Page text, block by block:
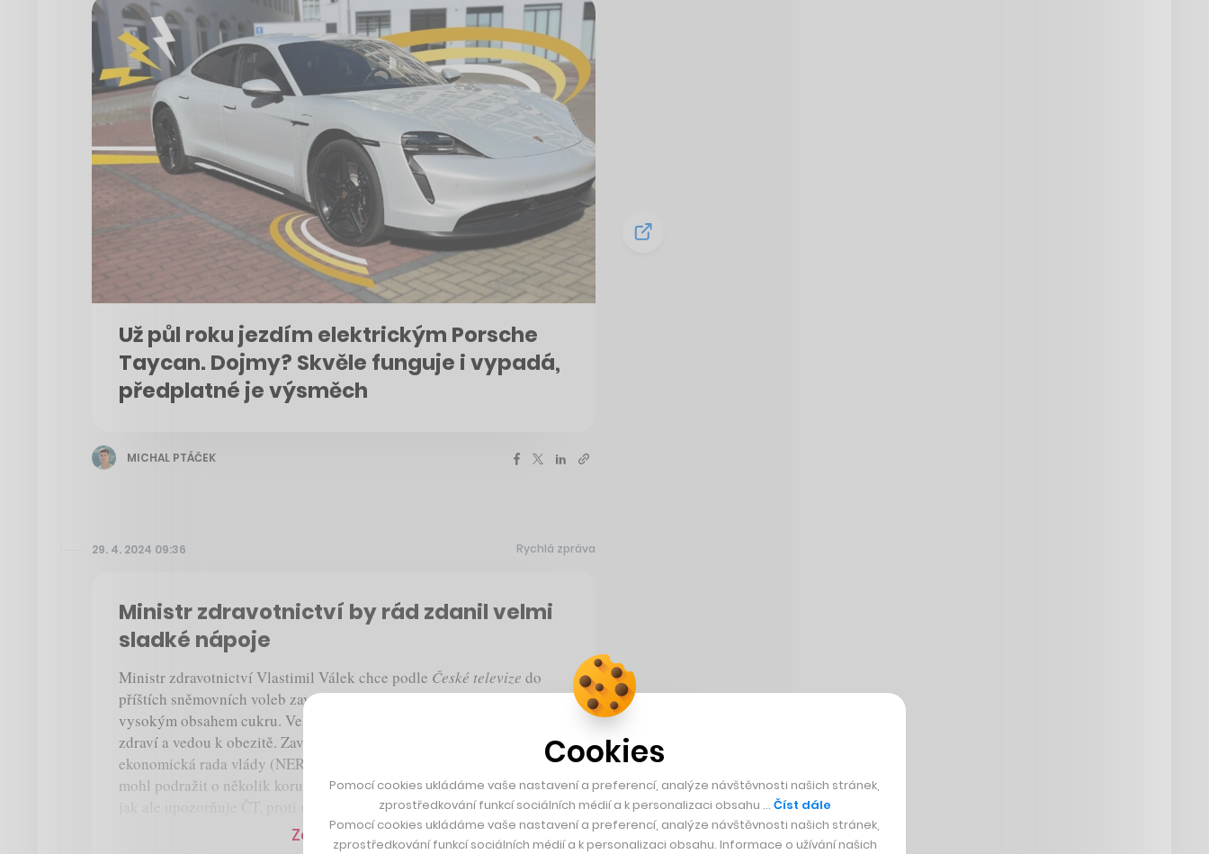
Už půl roku jezdím elektrickým Porsche
Taycan. Dojmy? Skvěle funguje i vypadá,
předplatné je výsměch
MICHAL PTÁČEK
29. 4. 2024 09:36 Rychlá zpráva
Ministr zdravotnictví by rád zdanil velmi
sladké nápoje
Ministr zdravotnictví Vlastimil Válek chce podle České televize do
příštích sněmovních voleb zavést novou spotřební daň z nápojů s
vysokým obsahem cukru. Velmi sladké nápoje podle ministra škodí
zdraví a vedou k obezitě. Zavedení speciální daně navrhla i Národní
ekonomická rada vlády (NERV). Litr limonády nebo džusu by tak
mohl podražit o několik korun. Plán podporuje většina vládních stran,
jak ale upozorňuje ČT, proti návrhu se zatím staví ODS.
Zobrazit více
Cookies
Pomocí cookies ukládáme vaše nastavení a preferencí, analýze návštěvnosti našich stránek,
zprostředkování funkcí sociálních médií a k personalizaci obsahu … Číst dále
Pomocí cookies ukládáme vaše nastavení a preferencí, analýze návštěvnosti našich stránek,
zprostředkování funkcí sociálních médií a k personalizaci obsahu. Informace o užívání našich